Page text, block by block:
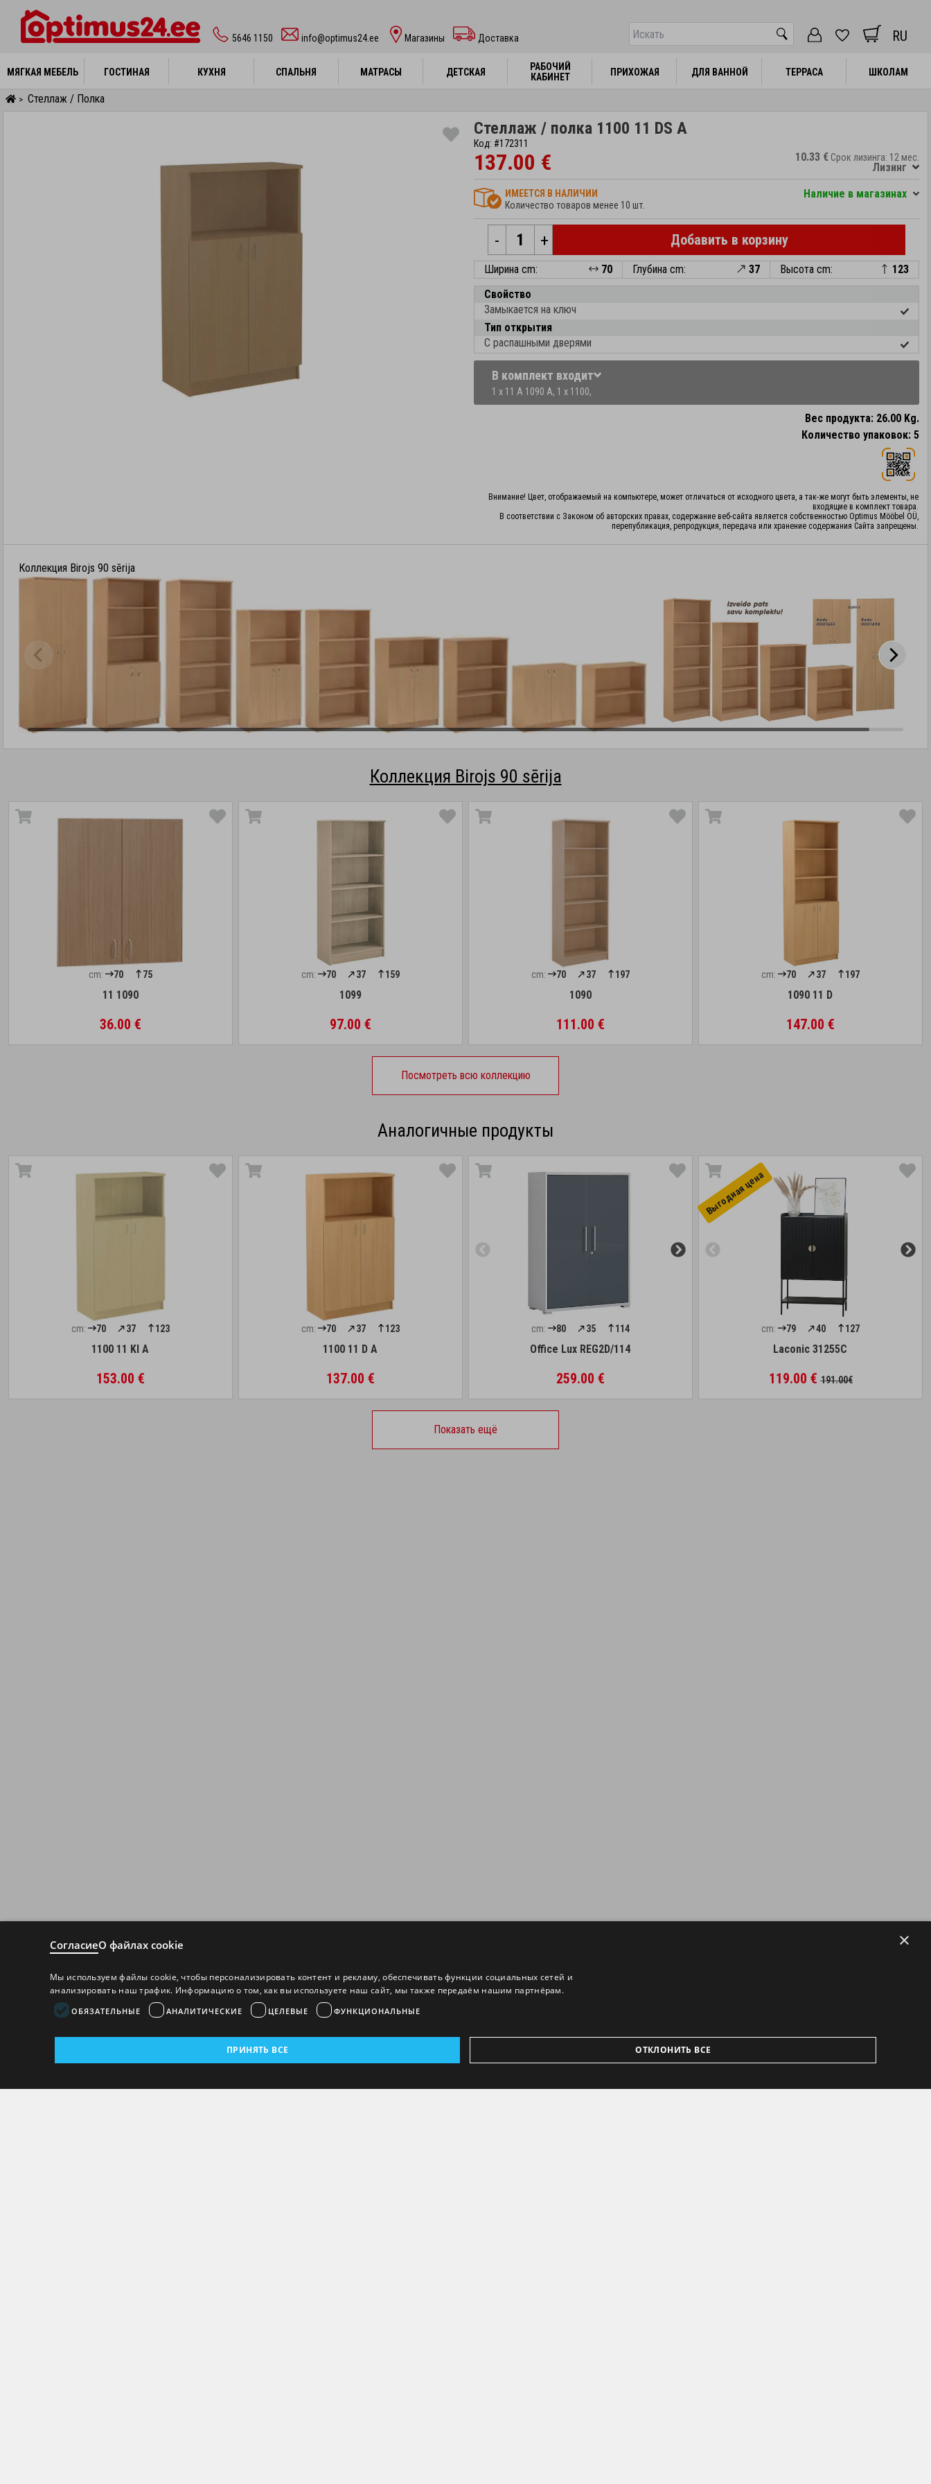
5646 1150 info@optimus24.ee Магазины Доставка RU
МЯГКАЯ МЕБЕЛЬ ГОСТИНАЯ КУХНЯ СПАЛЬНЯ МАТРАСЫ ДЕТСКАЯ
РАБОЧИЙ
КАБИНЕТ
ПРИХОЖАЯ ДЛЯ ВАННОЙ ТЕРРАСА ШКОЛАМ
МЯГКАЯ МЕБЕЛЬ ГОСТИНАЯ КУХНЯ СПАЛЬНЯ МАТРАСЫ ДЕТСКАЯ
РАБОЧИЙ
КАБИНЕТ
ПРИХОЖАЯ ДЛЯ ВАННОЙ ТЕРРАСА ШКОЛАМ
> Стеллаж / Полка
Стеллаж / полка 1100 11 DS A
Код: #172311
137.00 € 10.33 € Срок лизинга: 12 мес.
Лизинг
ИМЕЕТСЯ В НАЛИЧИИ
Количество товаров менее 10 шт.
Hаличие в магазинах
- + Добавить в корзину
Ширина cm: 70 Глубина cm: 37 Высота cm:
123
Свойство
Замыкается на ключ
Тип открытия
С распашными дверями
В комплект входит
1 x 11 A 1090 A, 1 x 1100,
Вес продукта: 26.00 Kg.
Количество упаковок: 5
Внимание! Цвет, отображаемый на компьютере, может отличаться от исходного цвета, а так-же могут быть элементы, не
входящие в комплект товара.
В соответствии с Законом об авторских правах, содержание веб-сайта является собственностью Optimus Mööbel OÜ,
перепубликация, репродукция, передача или хранение содержания Сайта запрещены.
Коллекция Birojs 90 sērija
Коллекция Birojs 90 sērija
cm: 70 75
11 1090
36.00 €
cm: 70 37 159
1099
97.00 €
cm: 70 37 197
1090
111.00 €
cm: 70 37 197
1090 11 D
147.00 €
Посмотреть всю коллекцию
Аналогичные продукты
cm: 70 37 123
1100 11 Kl A
153.00 €
cm: 70 37 123
1100 11 D A
137.00 €
cm: 80 35 114
Office Lux REG2D/114
259.00 €
Выгоднaя цена
cm: 79 40 127
Laconic 31255C
119.00 €191.00€
Показать ещё
×
СогласиеО файлах cookie
Мы используем файлы cookie, чтобы персонализировать контент и рекламу, обеспечивать функции социальных сетей и
анализировать наш трафик. Информацию о том, как вы используете наш сайт, мы также передаём нашим партнёрам.
ОБЯЗАТЕЛЬНЫЕ АНАЛИТИЧЕСКИЕ ЦЕЛЕВЫЕ ФУНКЦИОНАЛЬНЫЕ
ПРИНЯТЬ ВСЕ ОТКЛОНИТЬ ВСЕ